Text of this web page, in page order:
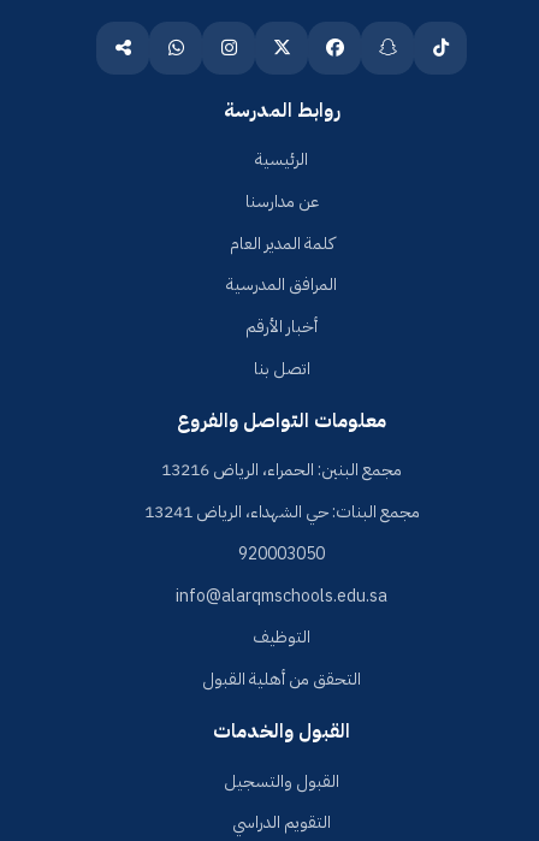
روابط المدرسة
الرئيسية
عن مدارسنا
كلمة المدير العام
المرافق المدرسية
أخبار الأرقم
اتصل بنا
معلومات التواصل والفروع
مجمع البنين: الحمراء، الرياض 13216
مجمع البنات: حي الشهداء، الرياض 13241
920003050
info@alarqmschools.edu.sa
التوظيف
التحقق من أهلية القبول
القبول والخدمات
القبول والتسجيل
التقويم الدراسي